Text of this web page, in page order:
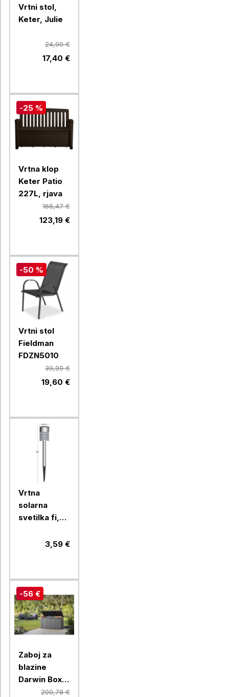
Vrtni stol,
Keter, Julie
24,90 €
17,40 €
-25 %
Vrtna klop
Keter Patio
227L, rjava
166,47 €
123,19 €
-50 %
Vrtni stol
Fieldman
FDZN5010
39,99 €
19,60 €
Vrtna
solarna
svetilka fi,
cm/1xLED,3,59 €
-56 €
Zaboj za
blazine
Darwin Box
570 L, siv
200,78 €